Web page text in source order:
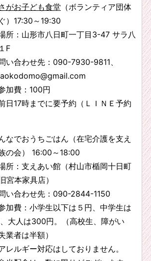
がお子ども食堂 （ボランティア団体
）17:30～19:30
所：山形市八日町一丁目3-47 サラ八
F
い合わせ先：090-7930-9811、
加費：100円
日17時までに要予約（ＬＩＮＥ予約
なでおうちごはん（在宅介護を支え
の会） 16:00～18:00
所：支えあい館（村山市楯岡十日町
宮本家具店）
い合わせ先：090-2844-1150
加費：小学生以下は５円、中学生は
大人は300円。（高校生、障がい
業者は半額）
レルギー対応はしておりません。